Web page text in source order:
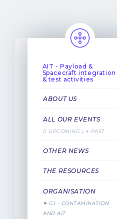
AIT - Payload &
Spacecraft integration
& test activities
ABOUT US
ALL OUR EVENTS
0 UPCOMING | 4 PAST
OTHER NEWS
THE RESOURCES
ORGANISATION
G1 - CONTAMINATION
AND AIT